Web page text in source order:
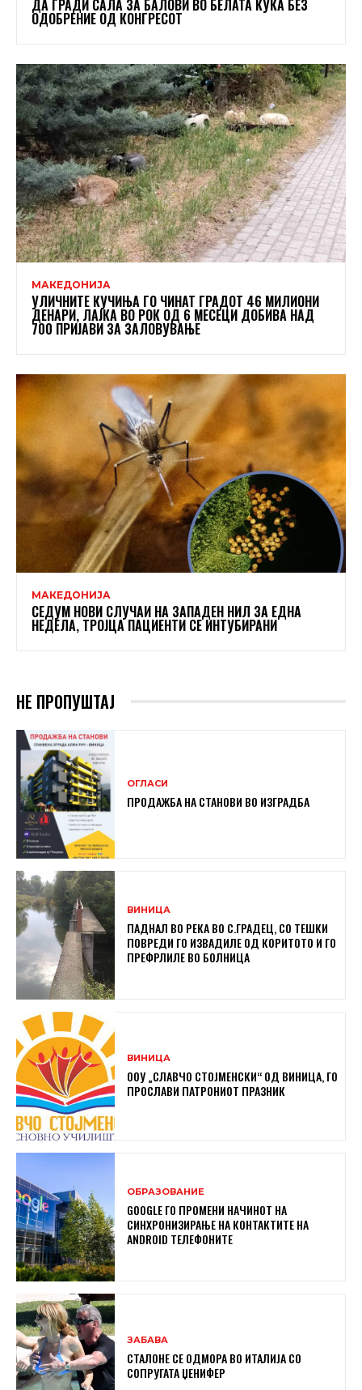
ДА ГРАДИ САЛА ЗА БАЛОВИ ВО БЕЛАТА КУЌА БЕЗ
ОДОБРЕНИЕ ОД КОНГРЕСОТ
МАКЕДОНИЈА
УЛИЧНИТЕ КУЧИЊА ГО ЧИНАТ ГРАДОТ 46 МИЛИОНИ
ДЕНАРИ, ЛАЈКА ВО РОК ОД 6 МЕСЕЦИ ДОБИВА НАД
700 ПРИЈАВИ ЗА ЗАЛОВУВАЊЕ
МАКЕДОНИЈА
СЕДУМ НОВИ СЛУЧАИ НА ЗАПАДЕН НИЛ ЗА ЕДНА
НЕДЕЛА, ТРОЈЦА ПАЦИЕНТИ СЕ ИНТУБИРАНИ
НЕ ПРОПУШТАЈ
ОГЛАСИ
ПРОДАЖБА НА СТАНОВИ ВО ИЗГРАДБА
ВИНИЦА
ПАДНАЛ ВО РЕКА ВО С.ГРАДЕЦ, СО ТЕШКИ
ПОВРЕДИ ГО ИЗВАДИЛЕ ОД КОРИТОТО И ГО
ПРЕФРЛИЛЕ ВО БОЛНИЦА
ВИНИЦА
ООУ „СЛАВЧО СТОЈМЕНСКИ“ ОД ВИНИЦА, ГО
ПРОСЛАВИ ПАТРОНИОТ ПРАЗНИК
ОБРАЗОВАНИЕ
GOOGLE ГО ПРОМЕНИ НАЧИНОТ НА
СИНХРОНИЗИРАЊЕ НА КОНТАКТИТЕ НА
ANDROID ТЕЛЕФОНИТЕ
ЗАБАВА
СТАЛОНЕ СЕ ОДМОРА ВО ИТАЛИЈА СО
СОПРУГАТА ЏЕНИФЕР